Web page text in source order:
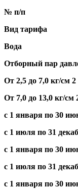
№ п/п
Вид тарифа
Вода
Отборный пар
От 2,5 до 7,0 кг/см 2
От 7,0 до 13,0 кг/см
с 1 января по 30
с 1 июля по 31
с 1 января по 30
с 1 июля по 31
с 1 января по 30